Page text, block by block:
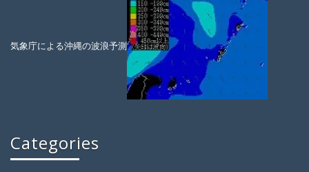
気象庁による沖縄の波浪予測
Categories